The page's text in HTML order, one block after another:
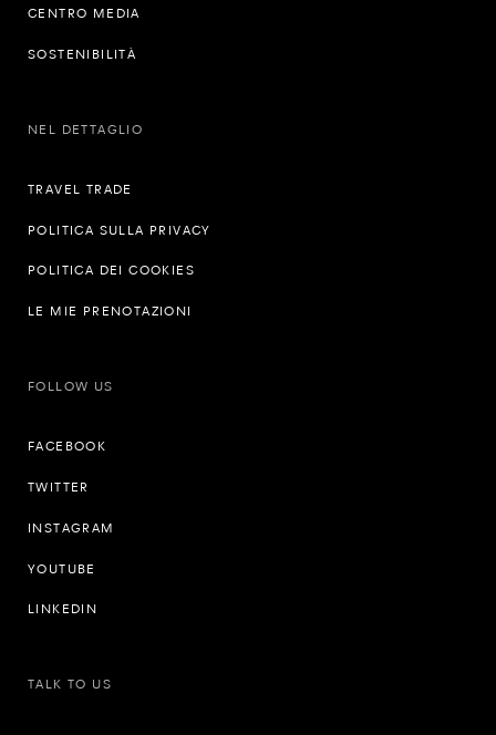
CENTRO MEDIA
SOSTENIBILITÀ
NEL DETTAGLIO
TRAVEL TRADE
POLITICA SULLA PRIVACY
POLITICA DEI COOKIES
LE MIE PRENOTAZIONI
FOLLOW US
FACEBOOK
TWITTER
INSTAGRAM
YOUTUBE
LINKEDIN
TALK TO US